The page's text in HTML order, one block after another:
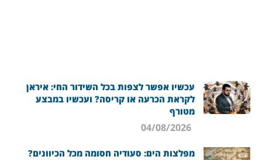
עכשיו אפשר לצפות בכל השידור החי: איראן
לקראת הכרעה או קריסה? ועכשיו במבצע
מטורף
מפלצות הים: סעודיה חסומה מכל הכיוונים?